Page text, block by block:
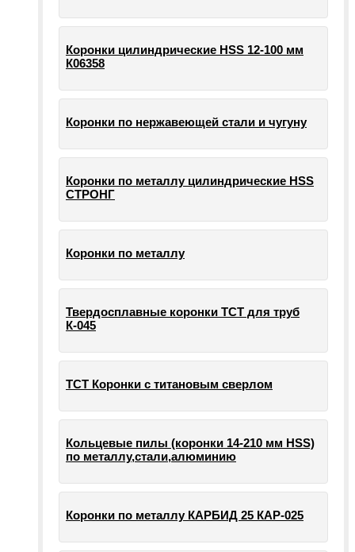
Коронки цилиндрические HSS 12-100 мм
К06358
Коронки по нержавеющей стали и чугуну
Коронки по металлу цилиндрические HSS
СТРОНГ
Коронки по металлу
Твердосплавные коронки ТСТ для труб
К-045
ТСТ Коронки с титановым сверлом
Кольцевые пилы (коронки 14-210 мм HSS)
по металлу,стали,алюминию
Коронки по металлу КАРБИД 25 КАР-025